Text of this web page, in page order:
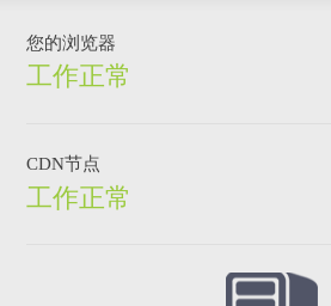
您的浏览器
工作正常
CDN节点
工作正常